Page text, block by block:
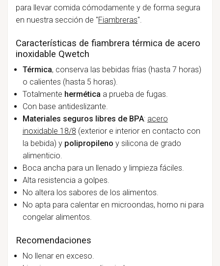
para llevar comida cómodamente y de forma segura
en nuestra sección de "Fiambreras".
Características de fiambrera térmica de acero
inoxidable Qwetch
Térmica, conserva las bebidas frías (hasta 7 horas)
o calientes (hasta 5 horas).
Totalmente hermética a prueba de fugas.
Con base antideslizante.
Materiales seguros libres de BPA: acero
inoxidable 18/8 (exterior e interior en contacto con
la bebida) y polipropileno y silicona de grado
alimenticio.
Boca ancha para un llenado y limpieza fáciles.
Alta resistencia a golpes.
No altera los sabores de los alimentos.
No apta para calentar en microondas, horno ni para
congelar alimentos.
Recomendaciones
No llenar en exceso.